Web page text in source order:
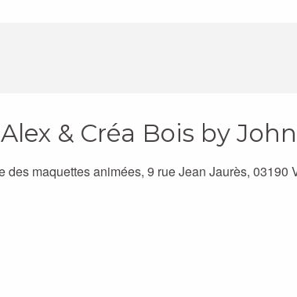
& Créa Bois by
des maquettes animées, 9 rue Jean Jaurès, 03190